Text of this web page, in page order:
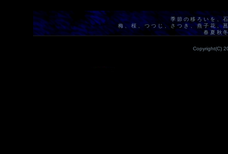
季節の移ろいを、
梅、桜、つつじ、さつき、燕子花、
春夏秋
Copyright(C)